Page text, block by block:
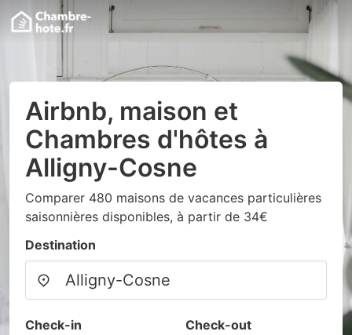
Airbnb, maison et
Chambres d'hôtes à
Alligny-Cosne
Comparer 480 maisons de vacances particulières
saisonnières disponibles, à partir de 34€
Destination
Check-in Check-out